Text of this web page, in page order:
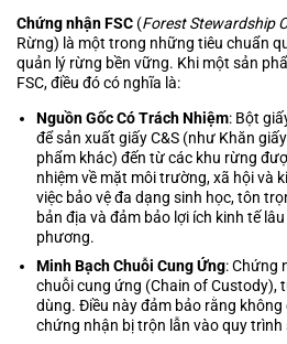
Chứng nhận FSC (Forest Stewardship
Rừng) là một trong những tiêu chuẩn
quản lý rừng bền vững. Khi một sản
FSC, điều đó có nghĩa là:
Nguồn Gốc Có Trách Nhiệm: Bột
để sản xuất giấy C&S (như Khăn
phẩm khác) đến từ các khu rừng
nhiệm về mặt môi trường, xã hội và
việc bảo vệ đa dạng sinh học, tôn
bản địa và đảm bảo lợi ích kinh tế
phương.
Minh Bạch Chuỗi Cung Ứng: Chứng
chuỗi cung ứng (Chain of Custody),
dùng. Điều này đảm bảo rằng
chứng nhận bị trộn lẫn vào quy trình